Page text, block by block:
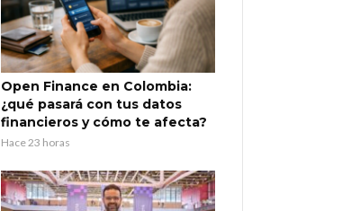
Open Finance en Colombia:
¿qué pasará con tus datos
financieros y cómo te afecta?
Hace 23 horas